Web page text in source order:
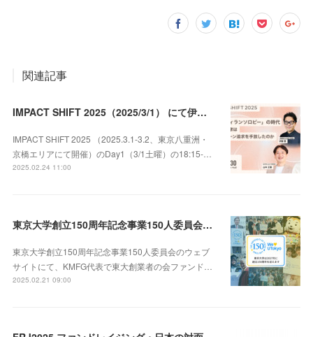
関連記事
IMPACT SHIFT 2025（2025/3/1） にて伊藤豊が登壇します。
IMPACT SHIFT 2025 （2025.3.1-3.2、東京八重洲・
京橋エリアにて開催）のDay1（3/1土曜）の18:15-…
2025.02.24 11:00
東京大学創立150周年記念事業150人委員会に応援メッセージが掲載
東京大学創立150周年記念事業150人委員会のウェブ
サイトにて、KMFG代表で東大創業者の会ファンド…
2025.02.21 09:00